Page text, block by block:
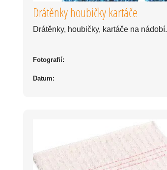
Drátěnky houbičky kartáče
Drátěnky, houbičky, kartáče na nádobí.
Fotografií:
Datum: